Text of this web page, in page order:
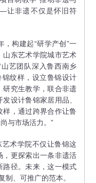
让非遗不仅是怀旧符
构建起“研学产创”一
山东艺术学院城市艺术
艺团队深入鲁西南乡
纹样，设立鲁锦设计
研究生教学，联合非遗
设计鲁锦家居用品、
样，通过跨界合作让鲁
与市场活力。”
术学院不仅让鲁锦这
，更探索出一条非遗活
路径。未来，这一模式
制、可推广的范本。